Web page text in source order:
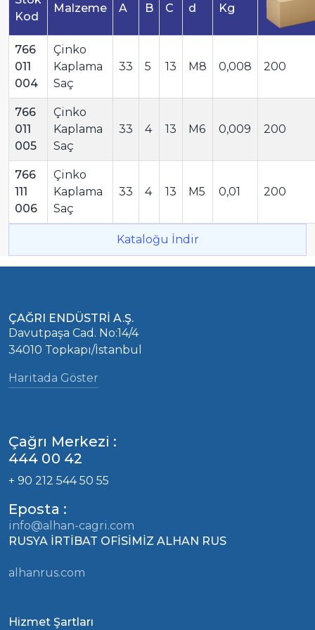
Kod
Malzeme A B C d Kg
766
011
004
Çinko
Kaplama
Saç
33 5 13 M8 0,008 200
766
011
005
Çinko
Kaplama
Saç
33 4 13 M6 0,009 200
766
111
006
Çinko
Kaplama
Saç
33 4 13 M5 0,01 200
Kataloğu İndir
ÇAĞRI ENDÜSTRİ A.Ş.
Davutpaşa Cad. No:14/4
34010 Topkapı/İstanbul
Haritada Göster
Çağrı Merkezi :
444 00 42
+ 90 212 544 50 55
Eposta :
info@alhan-cagri.com
RUSYA İRTİBAT OFİSİMİZ ALHAN RUS
alhanrus.com
Hizmet Şartları